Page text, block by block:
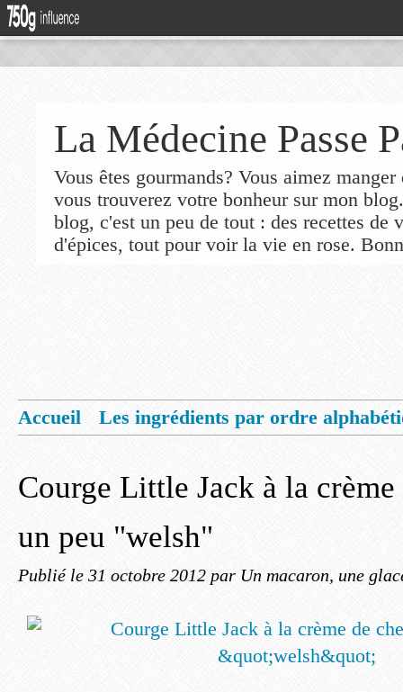
La Médecine Passe
Vous êtes gourmands? Vous aimez
vous trouverez votre bonheur sur mon
blog, c'est un peu de tout : des recettes de
d'épices, tout pour voir la vie en rose.
Accueil
Les ingrédients par ordre
Courge Little Jack à la crème
un peu "welsh"
Publié le 31 octobre 2012 par Un macaron, une